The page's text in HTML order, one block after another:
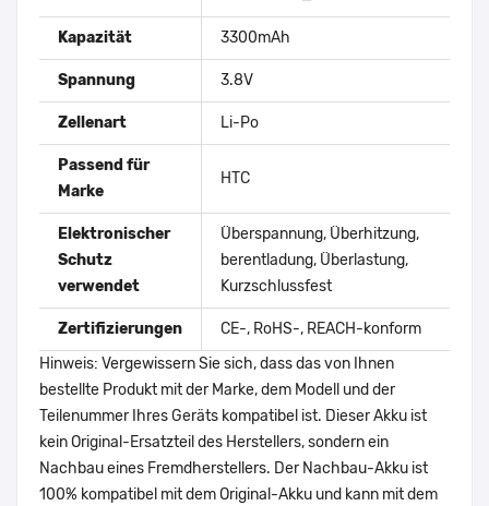
Kapazität 3300mAh
Spannung 3.8V
Zellenart Li-Po
Passend für
Marke
HTC
Elektronischer
Schutz
verwendet
Überspannung, Überhitzung,
berentladung, Überlastung,
Kurzschlussfest
Zertifizierungen
CE-, RoHS-, REACH-konform
Hinweis: Vergewissern Sie sich, dass das von Ihnen
bestellte Produkt mit der Marke, dem Modell und der
Teilenummer Ihres Geräts kompatibel ist. Dieser Akku ist
kein Original-Ersatzteil des Herstellers, sondern ein
Nachbau eines Fremdherstellers. Der Nachbau-Akku ist
100% kompatibel mit dem Original-Akku und kann mit dem